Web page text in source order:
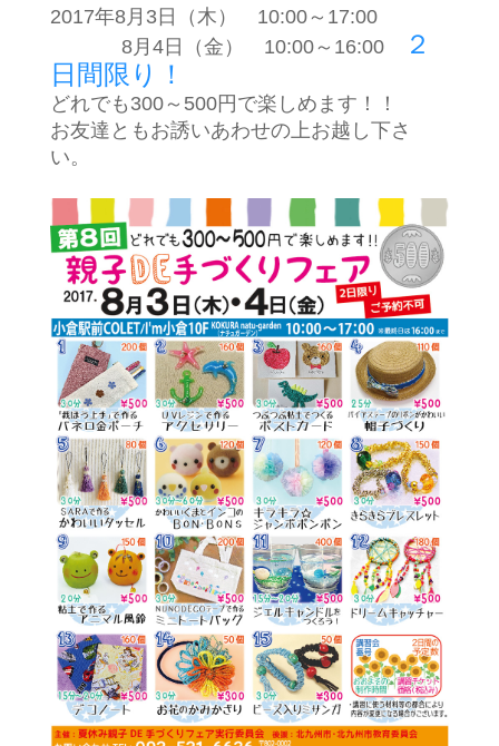
2017年8月3日（木） 10:00～17:00
8月4日（金） 10:00～16:00
２
日間限り！
どれでも300～500円で楽しめます！！
お友達ともお誘いあわせの上お越し下さ
い。